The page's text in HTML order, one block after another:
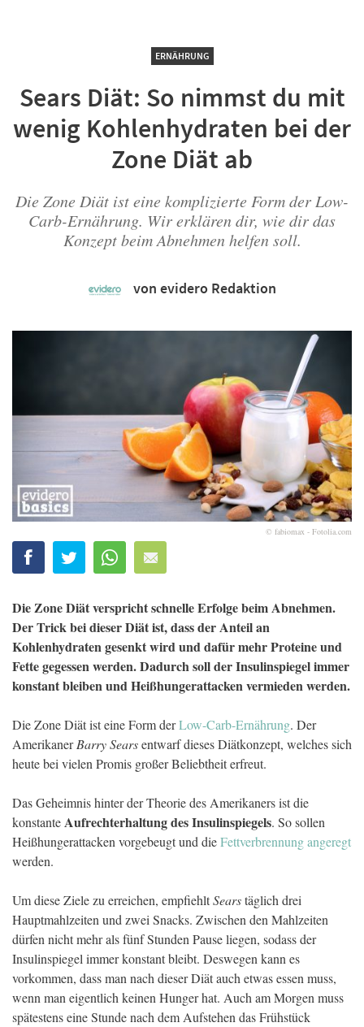
ERNÄHRUNG
Sears Diät: So nimmst du mit
wenig Kohlenhydraten bei der
Zone Diät ab
Die Zone Diät ist eine komplizierte Form der Low-
Carb-Ernährung. Wir erklären dir, wie dir das
Konzept beim Abnehmen helfen soll.
von evidero Redaktion
© fabiomax - Fotolia.com
Die Zone Diät verspricht schnelle Erfolge beim Abnehmen.
Der Trick bei dieser Diät ist, dass der Anteil an
Kohlenhydraten gesenkt wird und dafür mehr Proteine und
Fette gegessen werden. Dadurch soll der Insulinspiegel immer
konstant bleiben und Heißhungerattacken vermieden werden.
Die Zone Diät ist eine Form derLow-Carb-Ernährung. Der
AmerikanerBarry Searsentwarf dieses Diätkonzept, welches sich
heute bei vielen Promis großer Beliebtheit erfreut.
Das Geheimnis hinter der Theorie des Amerikaners ist die
konstanteAufrechterhaltung des Insulinspiegels. So sollen
Heißhungerattacken vorgebeugt und dieFettverbrennung angeregt
werden.
Um diese Ziele zu erreichen, empfiehltSearstäglich drei
Hauptmahlzeiten und zwei Snacks. Zwischen den Mahlzeiten
dürfen nicht mehr als fünf Stunden Pause liegen, sodass der
Insulinspiegel immer konstant bleibt. Deswegen kann es
vorkommen, dass man nach dieser Diät auch etwas essen muss,
wenn man eigentlich keinen Hunger hat. Auch am Morgen muss
spätestens eine Stunde nach dem Aufstehen das Frühstück